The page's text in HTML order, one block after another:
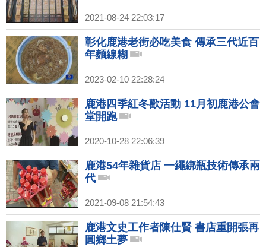
2021-08-24 22:03:17
彰化鹿港老街必吃美食 傳承三代近百
年麵線糊
2023-02-10 22:28:24
鹿港四季紅冬歡活動 11月初鹿港公會
堂開跑
2020-10-28 22:06:39
鹿港54年雜貨店 一繩綁瓶技術傳承兩
代
2021-09-08 21:54:43
鹿港文史工作者陳仕賢 書店重開張再
圓鄉土夢